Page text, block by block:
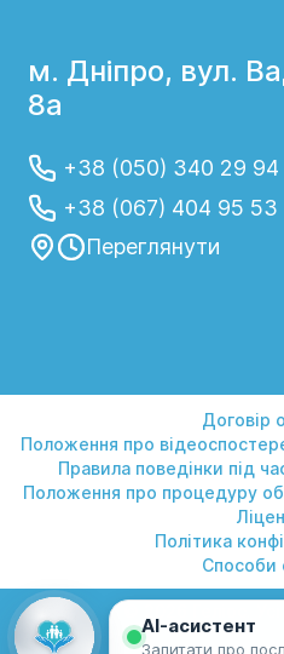
м. Дніпро, вул.
8а
+38 (050) 340 29 94
+38 (067) 404 95 53
Переглянути
Договір
Положення про
Правила поведінки під
Положення про процедуру
Політика
Способи
© 2026 Геліос.
AI-асистент
Запитати про